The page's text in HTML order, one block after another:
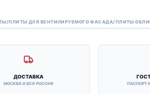
/ПЛИТЫ ДЛЯ ВЕНТИЛИРУЕМОГО ФАСАДА/ПЛИТЫ
ДОСТАВКА
МОСКВА И ВСЯ РОССИЯ ПАСПОРТ